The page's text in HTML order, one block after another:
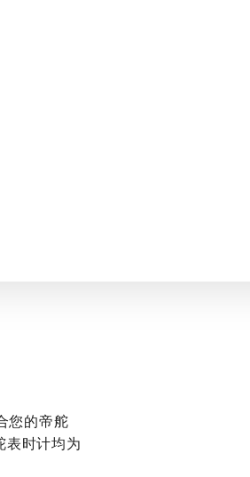
您的帝舵
表时计均为